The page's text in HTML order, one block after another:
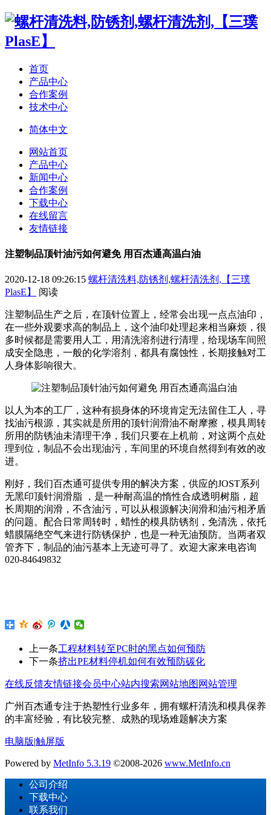
首页
产品中心
合作案例
技术中心
简体中文
网站首页
产品中心
新闻中心
合作案例
下载中心
在线留言
友情链接
注塑制品顶针油污如何避免 用百杰通高温白油
2020-12-18 09:26:15 螺杆清洗料,防锈剂,螺杆清洗剂,【三璞
PlasE】
阅读
注塑制品生产之后，在顶针位置上，经常会出现一点点油印，
在一些外观要求高的制品上，这个油印处理起来相当麻烦，很
多时候都是需要用人工，用清洗溶剂进行清理，给现场车间照
成安全隐患，一般的化学溶剂，都具有腐蚀性，长期接触对工
人身体影响很大。
以人为本的工厂，这种有损身体的环境肯定无法留住工人，寻
找油污根源，其实就是所用的顶针润滑油不耐摩擦，模具周转
所用的防锈油未清理干净，我们只要在上机前，对这两个点处
理到位，制品不会出现油污，车间里的环境自然得到有效的改
进。
刚好，我们百杰通可提供专用的解决方案，供应的JOST系列
无黑印顶针润滑脂 ，是一种耐高温的惰性合成透明树脂，超
长周期的润滑，不含油污，可以从根源解决润滑和油污相矛盾
的问题。配合日常周转时，蜡性的模具防锈剂，免清洗，依托
蜡膜隔绝空气来进行防锈保护，也是一种无油预防。当两者双
管齐下，制品的油污基本上无迹可寻了。欢迎大家来电咨询
020-84649832
上一条工程材料转至PC时的黑点如何预防
下一条挤出PE材料停机如何有效预防碳化
在线反馈友情链接会员中心站内搜索网站地图 网站管理
广州百杰通专注于热塑性行业多年，拥有螺杆清洗和模具保养
的丰富经验，有比较完整、成熟的现场难题解决方案
电脑版|触屏版
Powered by MetInfo 5.3.19 ©2008-2026 www.MetInfo.cn
公司介绍
下载中心
联系我们